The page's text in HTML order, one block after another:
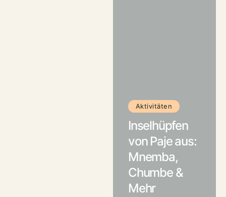
Aktivitäten
Inselhüpfen
von Paje aus:
Mnemba,
Chumbe &
Mehr